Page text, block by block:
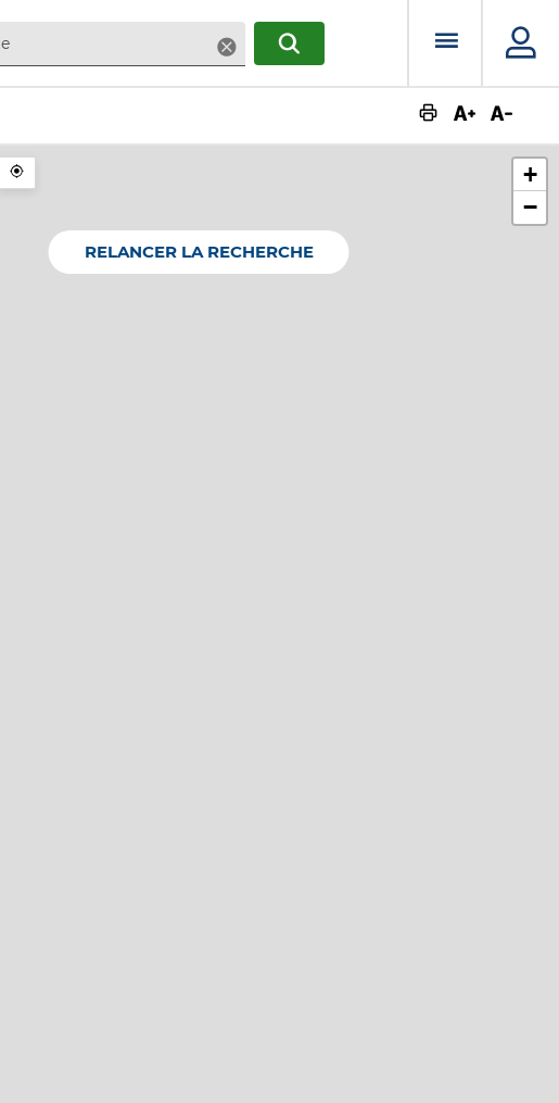
SupprimerRECHERCHERMenu
+
−
RELANCER LA RECHERCHE